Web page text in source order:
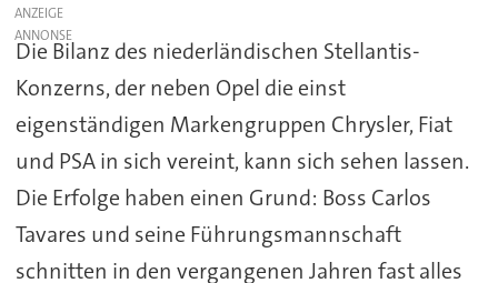
ANZEIGE
Die Bilanz des niederländischen Stellantis-
Konzerns, der neben Opel die einst
eigenständigen Markengruppen Chrysler, Fiat
und PSA in sich vereint, kann sich sehen lassen.
Die Erfolge haben einen Grund: Boss Carlos
Tavares und seine Führungsmannschaft
schnitten in den vergangenen Jahren fast alles